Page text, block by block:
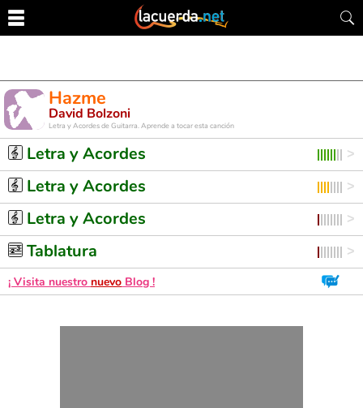
Hazme
David Bolzoni
Letra y Acordes de Guitarra. Aprende a tocar esta canción
Letra y Acordes
Letra y Acordes
Letra y Acordes
Tablatura
¡ Visita nuestro nuevo Blog !